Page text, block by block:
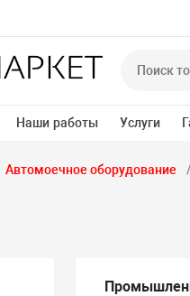
Наши работы Услуги
Автомоечное оборудование